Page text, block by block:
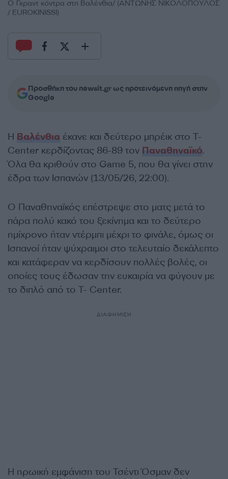
Ο Γκραντ κόντρα στη Βαλένθια/ (ΑΝΤΩΝΗΣ ΝΙΚΟΛΟΠΟΥΛΟΣ
/ EUROKINISSI)
Προσθήκη του newsit.gr ως προτεινόμενη πηγή στην
Google
Η Βαλένθια έκανε και δεύτερο μπρέικ στο T-
Center κερδίζοντας 86-89 τον Παναθηναϊκό.
Όλα θα κριθούν στο Game 5, που θα γίνει στην
έδρα των Ισπανών (13/05/26, 22:00).
Ο Παναθηναϊκός επέστρεψε στο ματς μετά το
πάρα πολύ κακό του ξεκίνημα και το δεύτερο
ημίχρονο ήταν ντέρμπι μέχρι το φινάλε, όμως οι
Ισπανοί ήταν ψύχραιμοι στο τελευταίο δεκάλεπτο
και κατάφεραν να κερδίσουν πολλές βολές, οι
οποίες τους έδωσαν την ευκαιρία να φύγουν με
το διπλό από το T- Center.
ΔΙΑΦΗΜΙΣΗ
Η ηρωική εμφάνιση του Τσέντι Όσμαν δεν